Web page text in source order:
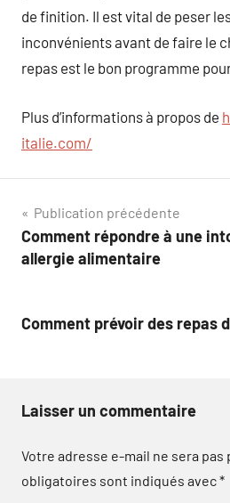
de finition. Il est vital de peser
inconvénients avant de faire le
repas est le bon programme
Plus d’informations à propos de
italie.com/
Navigation
de
Publication précédente
Comment répondre à une
allergie alimentaire
Comment prévoir des repas
Laisser un commentaire
Votre adresse e-mail ne sera pas
obligatoires sont indiqués avec*